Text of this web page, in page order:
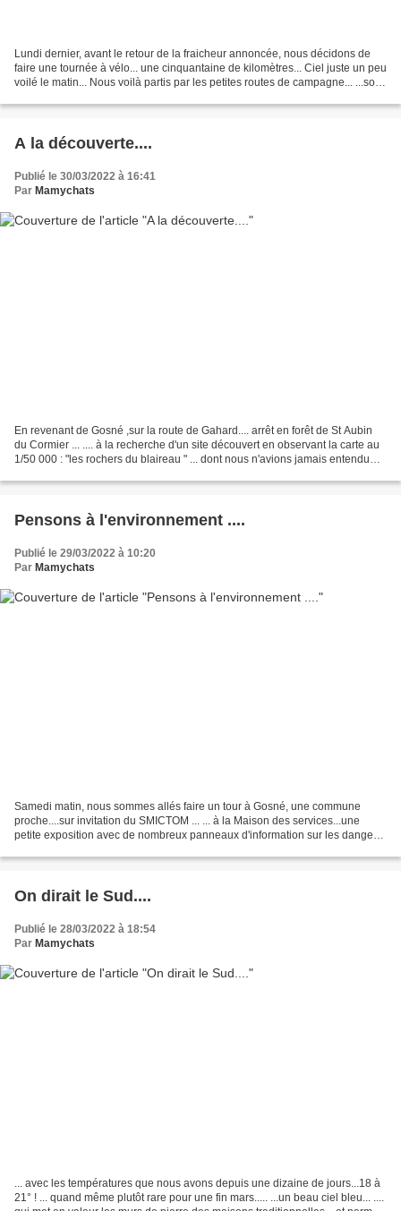
Lundi dernier, avant le retour de la fraicheur annoncée, nous décidons de
faire une tournée à vélo... une cinquantaine de kilomètres... Ciel juste un peu
voilé le matin... Nous voilà partis par les petites routes de campagne... ...sous
A la découverte....
Publié le 30/03/2022 à 16:41
Par Mamychats
En revenant de Gosné ,sur la route de Gahard.... arrêt en forêt de St Aubin
du Cormier ... .... à la recherche d'un site découvert en observant la carte au
1/50 000 : "les rochers du blaireau " ... dont nous n'avions jamais entendu
Pensons à l'environnement ....
Publié le 29/03/2022 à 10:20
Par Mamychats
Samedi matin, nous sommes allés faire un tour à Gosné, une commune
proche....sur invitation du SMICTOM ... ... à la Maison des services...une
petite exposition avec de nombreux panneaux d'information sur les dangers
On dirait le Sud....
Publié le 28/03/2022 à 18:54
Par Mamychats
... avec les températures que nous avons depuis une dizaine de jours...18 à
21° ! ... quand même plutôt rare pour une fin mars..... ...un beau ciel bleu... ....